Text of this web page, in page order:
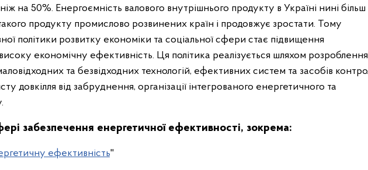
на 50%. Енергоємність валового внутрішнього продукту в Україні нині більш
продукту промислово розвинених країн і продовжує зростати. Тому
політики розвитку економіки та соціальної сфери стає підвищення
економічну ефективність. Ця політика реалізується шляхом розроблення
та безвідходних технологій, ефективних систем та засобів
довкілля від забруднення, організації інтегрованого енергетичного та
забезпечення енергетичної ефективності, зокрема:
ефективність"